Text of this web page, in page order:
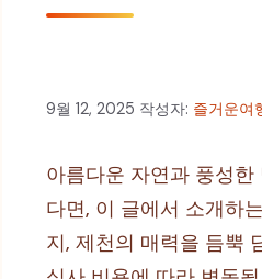
9월 12, 2025 작성자: 즐거운여
아름다운 자연과 풍성
다면, 이 글에서 소개하
지, 제천의 매력을 듬뿍